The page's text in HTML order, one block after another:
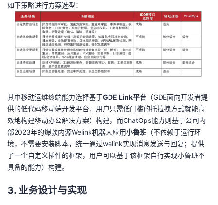
如下策略进行方案选型：
其中移动运维终端能力选择基于GDE Link平台 （GDE面向开发者提
供的低代码移动端开发平台，用户只需低门槛的托拉拽方式就能高
效地构建移动办公解决方案）构建，而ChatOps能力则基于公司内
部2023年的爆款内源Welink机器人应用小鲁班 （不依赖于运行环
境，不需要安装脚本，统一通过welink实现消息发送与回复；提供
了一个自定义插件的框架，用户可以基于该框架自行实现小鲁班不
具备的能力）构建。
3. 业务设计与实现